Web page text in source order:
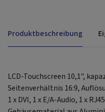
Produktbeschreibung
LCD-Touchscreen 10,1",
Seitenverhältnis 16:9,
1 x DVI, 1 x E/A-Audio, 1 x